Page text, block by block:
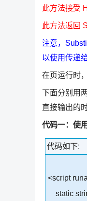
此方法接受
此方法返回
注意，
以使用传递
在页运行时
下面分别用
直接输出的
代码一：使
代码如下:
<script
static